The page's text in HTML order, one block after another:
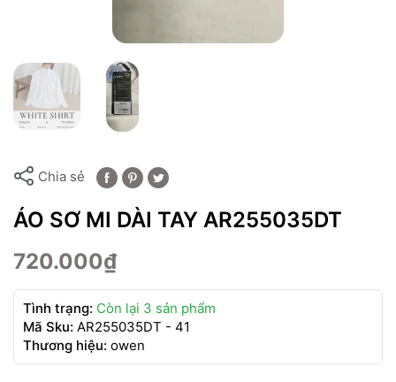
Chia sẻ
ÁO SƠ MI DÀI TAY AR255035DT
720.000₫
Tình trạng: Còn lại 3 sản phẩm
Mã Sku: AR255035DT - 41
Thương hiệu: owen